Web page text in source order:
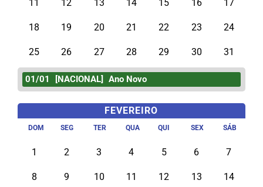
11 12 13 14 15 16 17
18 19 20 21 22 23 24
25 26 27 28 29 30 31
01/01 [NACIONAL] Ano Novo
FEVEREIRO
DOM SEG TER QUA QUI SEX SÁB
1 2 3 4 5 6 7
8 9 10 11 12 13 14